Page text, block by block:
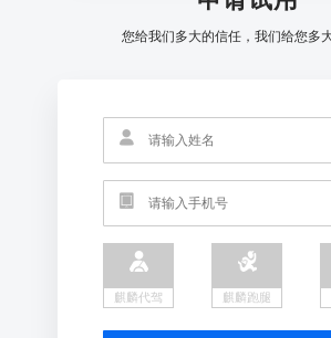
您给我们多大的信任，我们给您多
麒麟代驾 麒麟跑腿